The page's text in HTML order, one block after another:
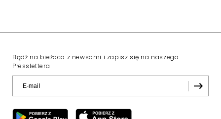
Bądź na bieżaco z newsami i zapisz się na naszego
Presslettera